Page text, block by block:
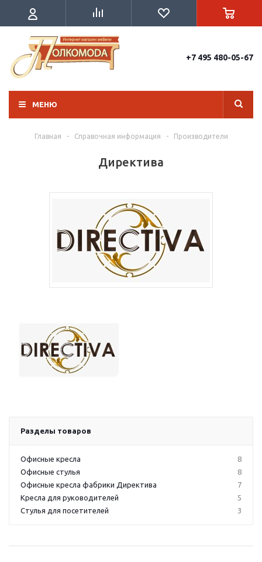
+7 495 480-05-67
МЕНЮ
Главная - Справочная информация - Производители
Директива
Разделы товаров
Офисные кресла
8
Офисные стулья
8
Офисные кресла фабрики Директива
7
Кресла для руководителей
5
Стулья для посетителей
3